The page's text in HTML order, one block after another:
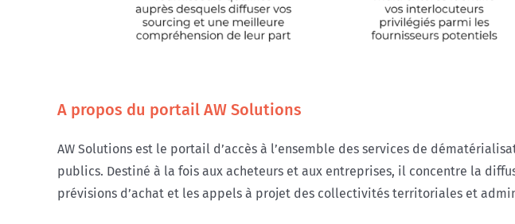
A propos du portail AW Solutions
AW Solutions est le portail d’accès à l’ensemble des services de
publics. Destiné à la fois aux acheteurs et aux entreprises, il concentre la
prévisions d’achat et les appels à projet des collectivités territoriales et